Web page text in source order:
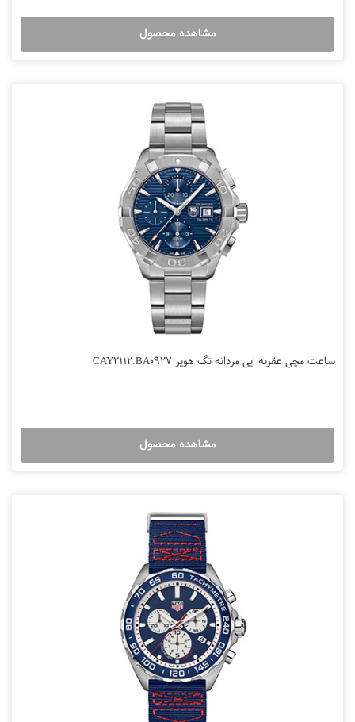
مشاهده محصول
ساعت مچی عقربه ایی مردانه تگ هویر CAY2112.BA0927
مشاهده محصول